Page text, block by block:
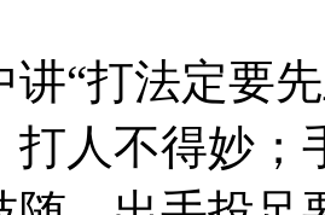
打法定要先
打人不得妙；